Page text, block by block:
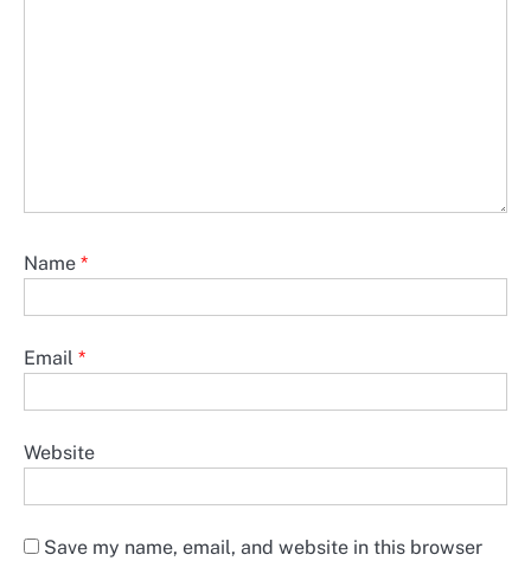
Name *
Email *
Website
Save my name, email, and website in this browser